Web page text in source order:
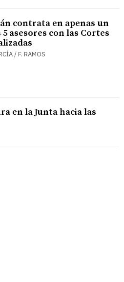
contrata en apenas un
5 asesores con las Cortes
/ F. RAMOS
en la Junta hacia las